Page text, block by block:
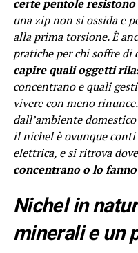
certe pentole
una zip non si ossida e
alla prima torsione. È
pratiche per chi soffre
capire quali oggetti
concentrano e quali
vivere con meno
dall’ambiente
il nichel è ovunque conti
elettrica, e si ritrova
concentrano o lo
Nichel in
minerali e un